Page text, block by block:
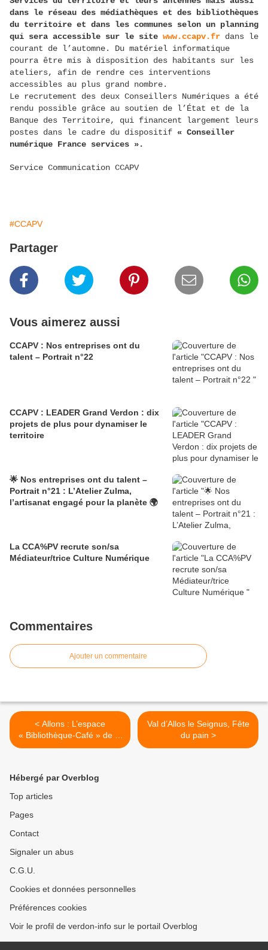
dans le réseau des médiathèques et des bibliothèques
du territoire et dans les communes selon un planning
qui sera accessible sur le site www.ccapv.fr dans le
courant de l’automne. Du matériel informatique
pourra être mis à disposition des habitants sur les
ateliers, afin de rendre ces interventions
accessibles au plus grand nombre.
Le recrutement des deux Conseillers Numériques a été
rendu possible grâce au soutien de l’État et de la
Banque des Territoire, qui financent largement leurs
postes dans le cadre du dispositif « Conseiller
numérique France services ».
Service Communication CCAPV
#CCAPV
Partager
Vous aimerez aussi
CCAPV : Nos entreprises ont du
talent – Portrait n°22
CCAPV : LEADER Grand Verdon : dix
projets de plus pour dynamiser le
territoire
🌟 Nos entreprises ont du talent –
Portrait n°21 : L’Atelier Zulma,
l’artisanat engagé pour la planète 🌍
La CCA%PV recrute son/sa
Médiateur/trice Culture Numérique
Commentaires
Ajouter un commentaire
< Allons : L’espace
« Bibliothèque-Café » de la
commune a été inauguré ce
Val d’Allos le Seignus, Fête
du pain >
Hébergé par Overblog
Top articles
Pages
Contact
Signaler un abus
C.G.U.
Cookies et données personnelles
Préférences cookies
Voir le profil de verdon-info sur le portail Overblog